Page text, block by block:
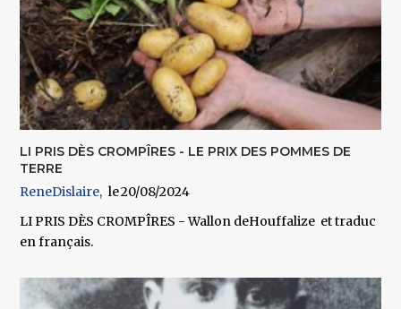
LI PRIS DÈS CROMPÎRES - LE PRIX DES POMMES DE
TERRE
ReneDislaire
20/08/2024
LI PRIS DÈS CROMPÎRES - Wallon deHouffalize et traduc
en français.